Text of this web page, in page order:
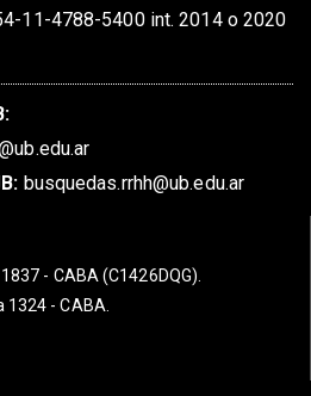
11-4788-5400 int. 2014 o 2020
busquedas.rrhh@ub.edu.ar
- CABA (C1426DQG).
1324 - CABA.